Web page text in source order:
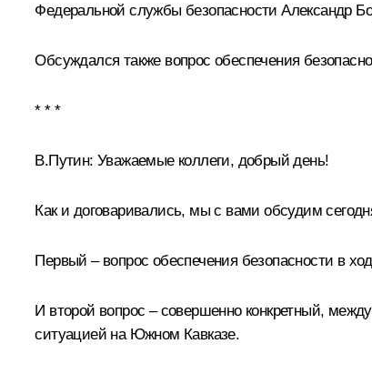
Федеральной службы безопасностиАлександр
Обсуждался также вопрос обеспечения
* * *
В.Путин: Уважаемые коллеги, добрый день!
Как и договаривались, мы с вами обсудим
Первый – вопрос обеспечения безопасности в
И второй вопрос – совершенно конкретный,
ситуацией на Южном Кавказе.